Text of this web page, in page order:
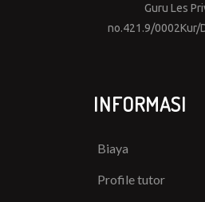
Guru Les
no.421.9/0002Kur/
INFORMASI
Biaya
Profile tutor